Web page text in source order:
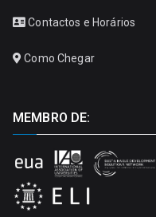
Contactos e Horários
Como Chegar
MEMBRO DE: